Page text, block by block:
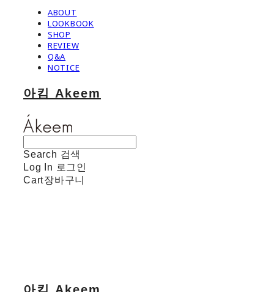
ABOUT
LOOKBOOK
SHOP
REVIEW
Q&A
NOTICE
아킴 Akeem
Search 검색
Log In 로그인
Cart장바구니